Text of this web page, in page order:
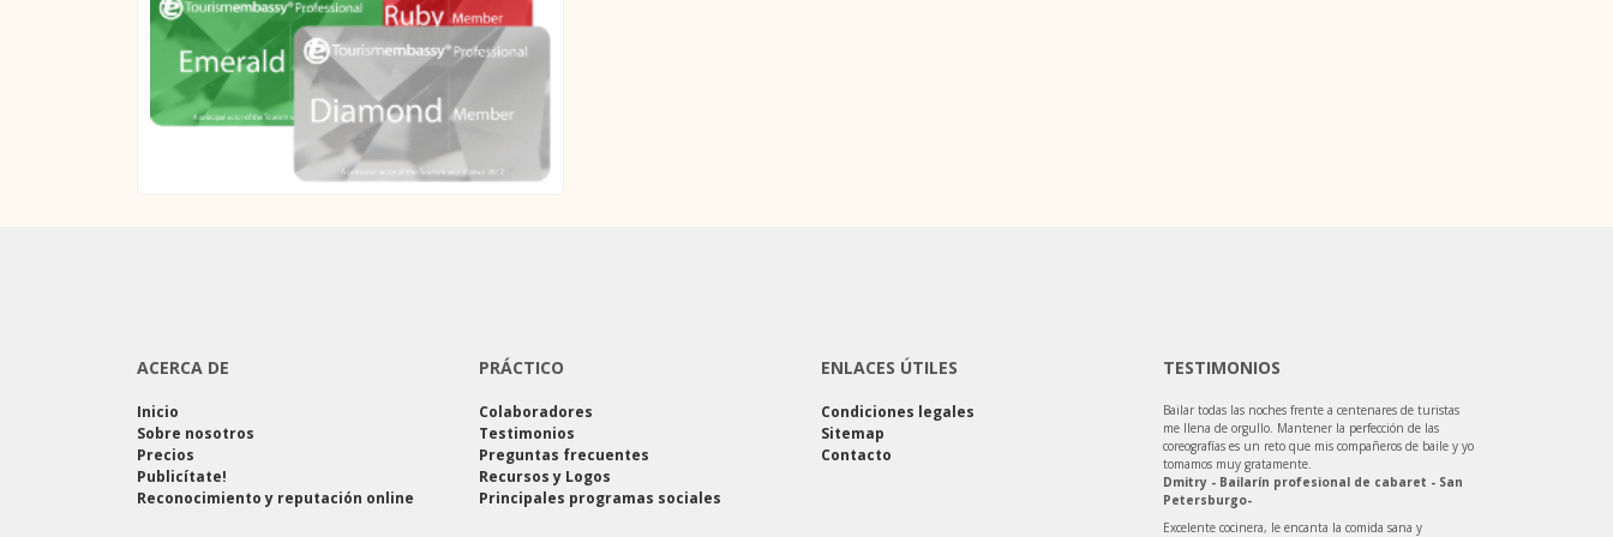
ACERCA DE
Inicio
Sobre nosotros
Precios
Publicítate!
Reconocimiento y reputación online
PRÁCTICO
Colaboradores
Testimonios
Preguntas frecuentes
Recursos y Logos
Principales programas sociales
ENLACES ÚTILES
Condiciones legales
Sitemap
Contacto
TESTIMONIOS
Bailar todas las noches frente a centenares de turistas
me llena de orgullo. Mantener la perfección de las
coreografías es un reto que mis compañeros de baile y yo
tomamos muy gratamente.
Dmitry - Bailarín profesional de cabaret - San
Petersburgo-
Excelente cocinera, le encanta la comida sana y